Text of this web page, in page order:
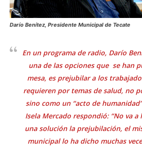
Darío Benítez, Presidente Municipal de Tecate
En un programa de radio, Darío
una de las opciones que se han
mesa, es prejubilar a los
requieren por temas de salud, no
sino como un “acto de
Isela Mercado respondió: “No va a
una solución la prejubilación, el
municipal lo ha dicho muchas